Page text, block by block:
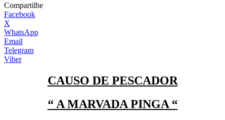
Compartilhe
Facebook
X
WhatsApp
Email
Telegram
Viber
CAUSO DE PESCADOR
“ A MARVADA PINGA “